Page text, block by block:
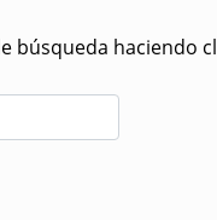
búsqueda haciendo